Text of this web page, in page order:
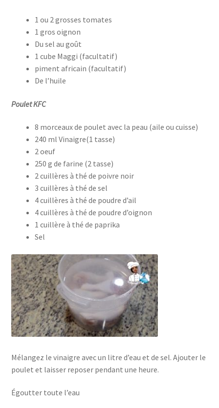
1 ou 2 grosses tomates
1 gros oignon
Du sel au goût
1 cube Maggi (facultatif)
piment africain (facultatif)
De l’huile
Poulet KFC
8 morceaux de poulet avec la peau (aile ou cuisse)
240 ml Vinaigre(1 tasse)
2 oeuf
250 g de farine (2 tasse)
2 cuillères à thé de poivre noir
3 cuillères à thé de sel
4 cuillères à thé de poudre d’ail
4 cuillères à thé de poudre d’oignon
1 cuillère à thé de paprika
Sel
Mélangez le vinaigre avec un litre d’eau et de sel. Ajouter le
poulet et laisser reposer pendant une heure.
Égoutter toute l’eau